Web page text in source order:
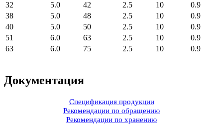
32
5.0 42 2.5 10
0.9
38
5.0 48 2.5 10
0.9
40
5.0 50 2.5 10
0.9
51
6.0 63 2.5 10
0.9
63
6.0 75 2.5 10 0.9
Документация
Спецификация продукции
Рекомендации по обращению
Рекомендации по хранению